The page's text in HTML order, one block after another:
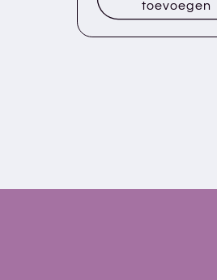
toevoegen